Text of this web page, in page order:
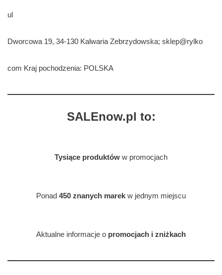
ul
Dworcowa 19, 34-130 Kalwaria Zebrzydowska; sklep@rylko
com Kraj pochodzenia: POLSKA
SALEnow.pl to:
Tysiące produktów w promocjach
Ponad 450 znanych marek w jednym miejscu
Aktualne informacje o promocjach i zniżkach